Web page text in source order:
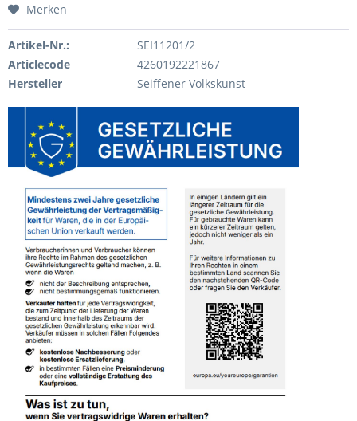
Merken
Artikel-Nr.:
SEI11201/2
Articlecode
4260192221867
Hersteller
Seiffener Volkskunst